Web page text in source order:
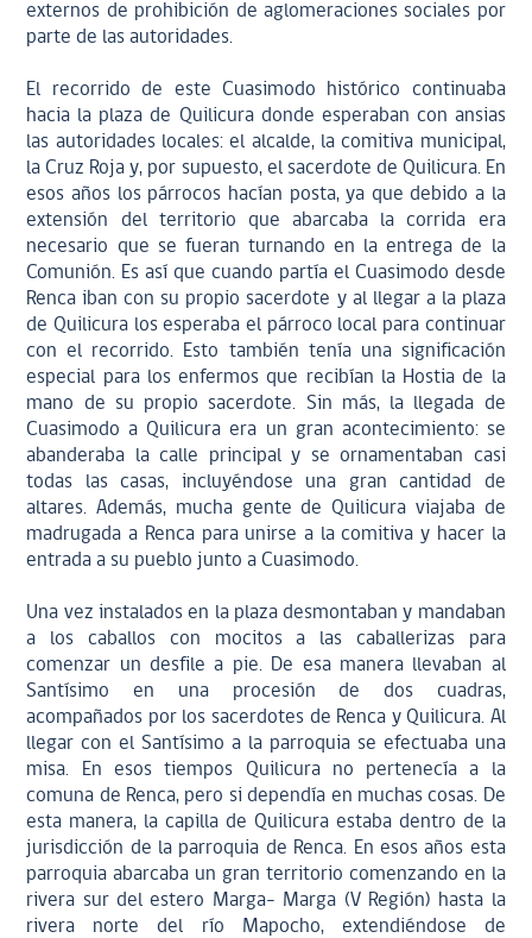
externos de prohibición de aglomeraciones sociales por
parte de las autoridades.
El recorrido de este Cuasimodo histórico continuaba
hacia la plaza de Quilicura donde esperaban con ansias
las autoridades locales: el alcalde, la comitiva municipal,
la Cruz Roja y, por supuesto, el sacerdote de Quilicura. En
esos años los párrocos hacían posta, ya que debido a la
extensión del territorio que abarcaba la corrida era
necesario que se fueran turnando en la entrega de la
Comunión. Es así que cuando partía el Cuasimodo desde
Renca iban con su propio sacerdote y al llegar a la plaza
de Quilicura los esperaba el párroco local para continuar
con el recorrido. Esto también tenía una significación
especial para los enfermos que recibían la Hostia de la
mano de su propio sacerdote. Sin más, la llegada de
Cuasimodo a Quilicura era un gran acontecimiento: se
abanderaba la calle principal y se ornamentaban casi
todas las casas, incluyéndose una gran cantidad de
altares. Además, mucha gente de Quilicura viajaba de
madrugada a Renca para unirse a la comitiva y hacer la
entrada a su pueblo junto a Cuasimodo.
Una vez instalados en la plaza desmontaban y mandaban
a los caballos con mocitos a las caballerizas para
comenzar un desfile a pie. De esa manera llevaban al
Santísimo en una procesión de dos cuadras,
acompañados por los sacerdotes de Renca y Quilicura. Al
llegar con el Santísimo a la parroquia se efectuaba una
misa. En esos tiempos Quilicura no pertenecía a la
comuna de Renca, pero si dependía en muchas cosas. De
esta manera, la capilla de Quilicura estaba dentro de la
jurisdicción de la parroquia de Renca. En esos años esta
parroquia abarcaba un gran territorio comenzando en la
rivera sur del estero Marga- Marga (V Región) hasta la
rivera norte del río Mapocho, extendiéndose de